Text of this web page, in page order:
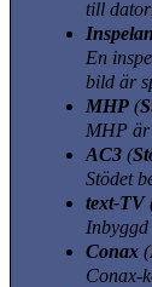
till
En
bild är
MHP (
MHP är
AC3 (
Stödet
text-TV
Conax (
Conax-